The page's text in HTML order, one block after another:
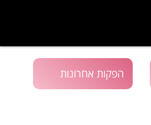
הפקות אחרונות